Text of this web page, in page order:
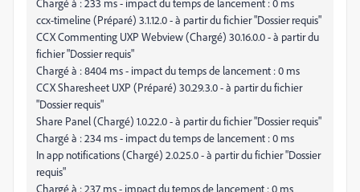
Chargé à : 233 ms - impact du temps de lancement : 0 ms
ccx-timeline (Préparé) 3.1.12.0 - à partir du fichier "Dossier requis"
CCX Commenting UXP Webview (Chargé) 30.16.0.0 - à partir du
fichier "Dossier requis"
Chargé à : 8404 ms - impact du temps de lancement : 0 ms
CCX Sharesheet UXP (Préparé) 30.29.3.0 - à partir du fichier
"Dossier requis"
Share Panel (Chargé) 1.0.22.0 - à partir du fichier "Dossier requis"
Chargé à : 234 ms - impact du temps de lancement : 0 ms
In app notifications (Chargé) 2.0.25.0 - à partir du fichier "Dossier
requis"
Chargé à : 237 ms - impact du temps de lancement : 0 ms